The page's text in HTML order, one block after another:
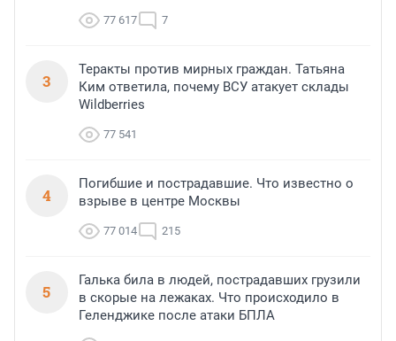
77 617 7
3
Теракты против мирных граждан. Татьяна
Ким ответила, почему ВСУ атакует склады
Wildberries
77 541
4
Погибшие и пострадавшие. Что известно о
взрыве в центре Москвы
77 014 215
5
Галька била в людей, пострадавших грузили
в скорые на лежаках. Что происходило в
Геленджике после атаки БПЛА